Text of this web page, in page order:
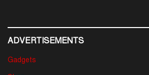
ADVERTISEMENTS
Gadgets